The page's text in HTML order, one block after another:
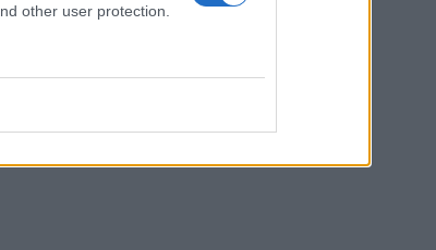
other user protection.